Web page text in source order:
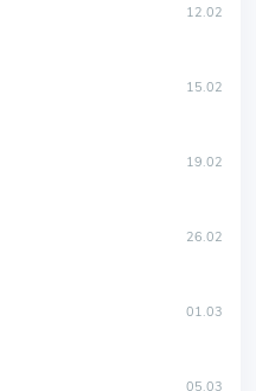
12.02
15.02
19.02
26.02
01.03
05.03